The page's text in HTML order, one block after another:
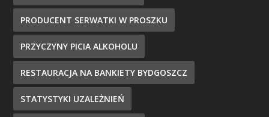
PRODUCENT SERWATKI W PROSZKU
PRZYCZYNY PICIA ALKOHOLU
RESTAURACJA NA BANKIETY BYDGOSZCZ
STATYSTYKI UZALEŻNIEŃ